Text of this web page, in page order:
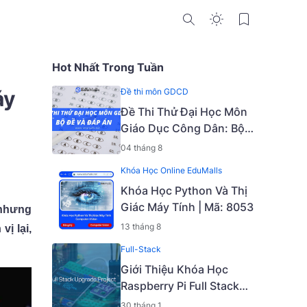
vị lại,
Hot Nhất Trong Tuần
Đề thi môn GDCD
Đề Thi Thử Đại Học Môn
Giáo Dục Công Dân: Bộ
Đề Và Đáp Án
04 tháng 8
Khóa Học Online EduMalls
Khóa Học Python Và Thị
Giác Máy Tính | Mã: 8053
13 tháng 8
Full-Stack
Giới Thiệu Khóa Học
Raspberry Pi Full Stack
Upgrade Project [Mã -